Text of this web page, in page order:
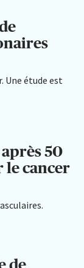
Une étude est
50
le cancer
de